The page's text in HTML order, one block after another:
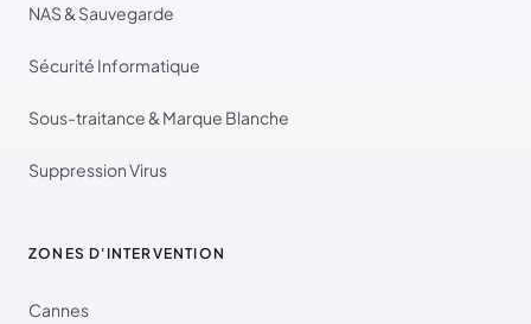
NAS & Sauvegarde
Sécurité Informatique
Sous-traitance & Marque Blanche
Suppression Virus
ZONES D'INTERVENTION
Cannes